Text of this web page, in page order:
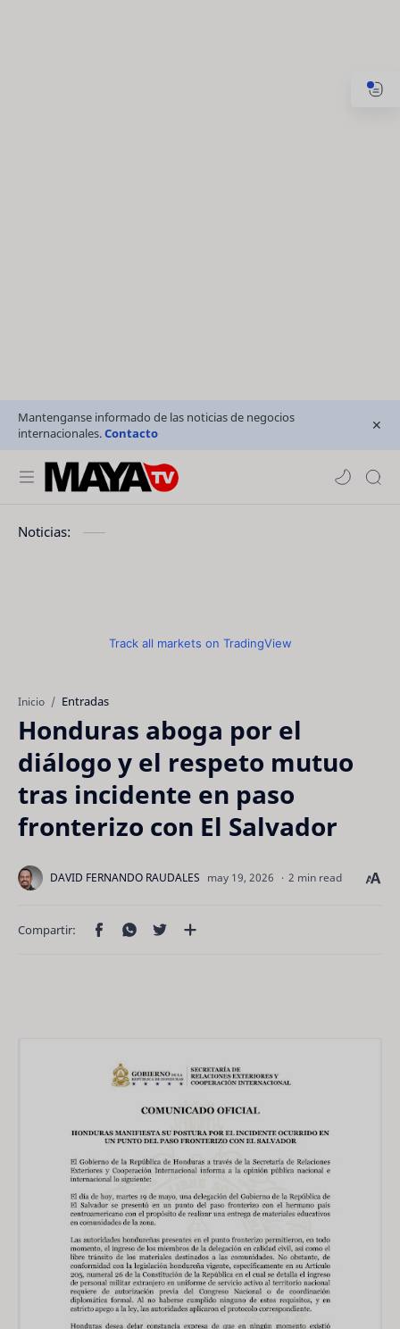
Mantenganse informado de las noticias de negocios
internacionales.Contacto
Noticias:
Track all markets on TradingView
Inicio Entradas
Honduras aboga por el
diálogo y el respeto mutuo
tras incidente en paso
fronterizo con El Salvador
2 min read